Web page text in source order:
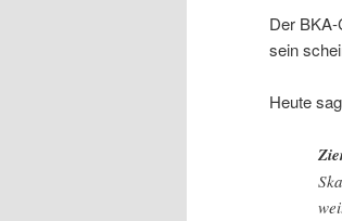
Der
sein
Heute